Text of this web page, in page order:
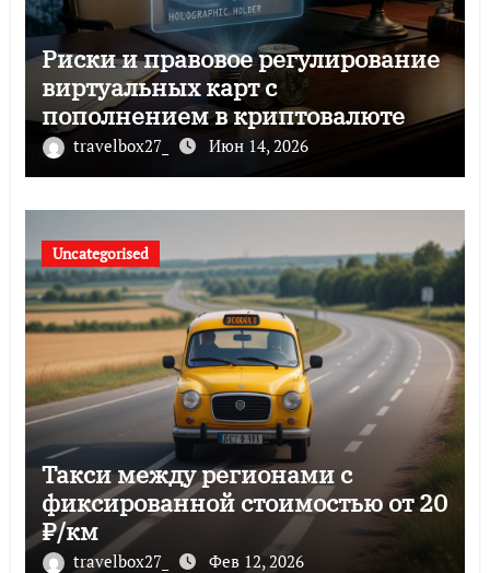
Риски и правовое регулирование
виртуальных карт с
пополнением в криптовалюте
travelbox27_ Июн 14, 2026
Uncategorised
Такси между регионами с
фиксированной стоимостью от 20
₽/км
travelbox27_ Фев 12, 2026